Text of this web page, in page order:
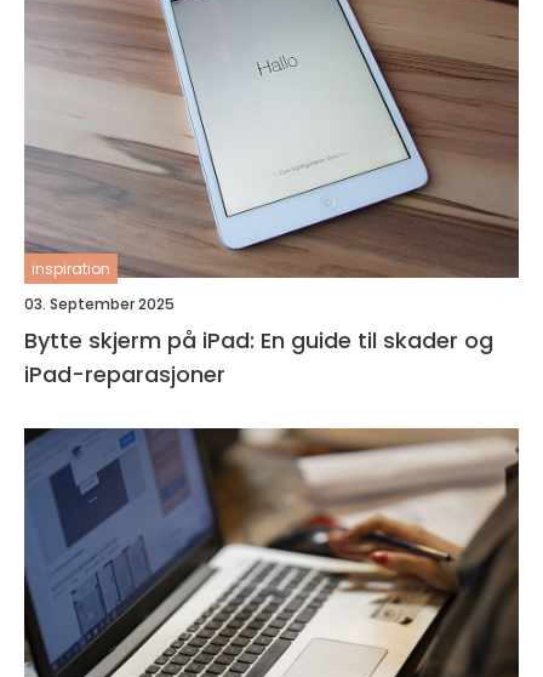
inspiration
03. September 2025
Bytte skjerm på iPad: En guide til skader og
iPad-reparasjoner